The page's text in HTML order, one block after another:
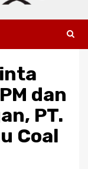
dan
PT.
Coal